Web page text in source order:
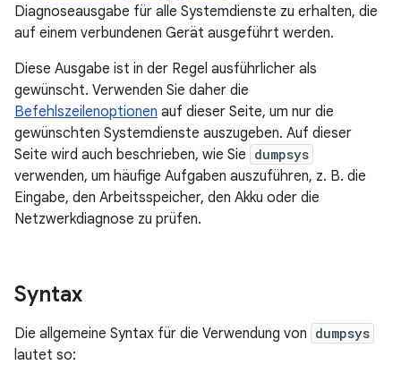
Diagnoseausgabe für alle Systemdienste zu erhalten, die
auf einem verbundenen Gerät ausgeführt werden.
Diese Ausgabe ist in der Regel ausführlicher als
gewünscht. Verwenden Sie daher die
Befehlszeilenoptionen auf dieser Seite, um nur die
gewünschten Systemdienste auszugeben. Auf dieser
Seite wird auch beschrieben, wie Sie dumpsys
verwenden, um häufige Aufgaben auszuführen, z. B. die
Eingabe, den Arbeitsspeicher, den Akku oder die
Netzwerkdiagnose zu prüfen.
Syntax
Die allgemeine Syntax für die Verwendung von dumpsys
lautet so: